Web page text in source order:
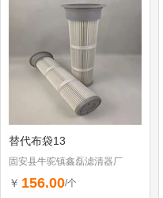
替代布袋13
固安县牛驼镇鑫磊滤清器厂
￥ 156.00/个